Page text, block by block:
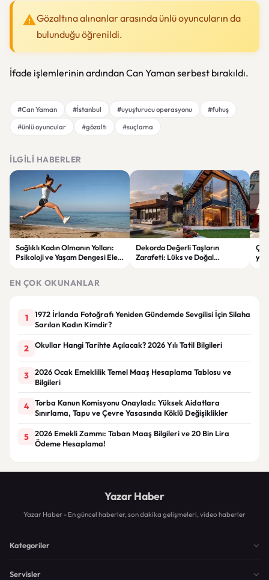
Gözaltına alınanlar arasında ünlü oyuncuların da
bulunduğu öğrenildi.
İfade işlemlerinin ardından Can Yaman serbest bırakıldı.
#Can Yaman #İstanbul #uyuşturucu operasyonu
#fuhuş
#ünlü oyuncular
#gözaltı #suçlama
İLGILI HABERLER
Sağlıklı Kadın Olmanın Yolları:
Psikoloji ve Yaşam Dengesi Ele
Dekorda Değerli Taşların
Zarafeti: Lüks ve Doğal
EN ÇOK OKUNANLAR
1
1972 İrlanda Fotoğrafı Yeniden Gündemde Sevgilisi İçin Silaha
Sarılan Kadın Kimdir?
2 Okullar Hangi Tarihte Açılacak? 2026 Yılı Tatil Bilgileri
3
2026 Ocak Emeklilik Temel Maaş Hesaplama Tablosu ve
Bilgileri
4
Torba Kanun Komisyonu Onayladı: Yüksek Aidatlara
Sınırlama, Tapu ve Çevre Yasasında Köklü Değişiklikler
5
2026 Emekli Zammı: Taban Maaş Bilgileri ve 20 Bin Lira
Ödeme Hesaplama!
Yazar Haber
Yazar Haber - En güncel haberler, son dakika gelişmeleri, video haberler
Kategoriler
Servisler